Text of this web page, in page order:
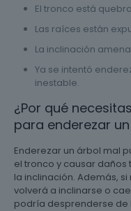
El tronco está
Las raíces están
La inclinación
Ya se intentó
inestable.
¿Por qué
para enderezar
Enderezar un árbol mal
el tronco y causar
la inclinación. Además,
volverá a inclinarse o
podría desprenderse de